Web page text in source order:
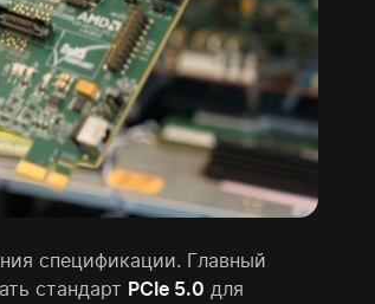
спецификации. Главный
стандарт PCIe 5.0 для